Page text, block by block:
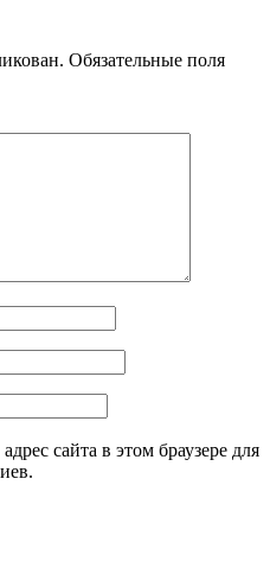
Обязательные поля
сайта в этом браузере для